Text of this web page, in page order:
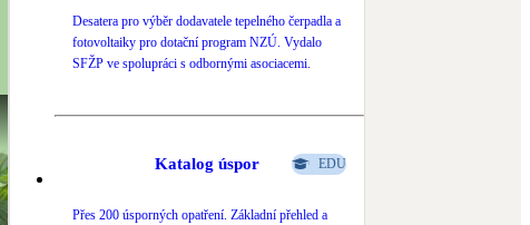
Desatera pro výběr dodavatele tepelného čerpadla a
fotovoltaiky pro dotační program NZÚ. Vydalo
SFŽP ve spolupráci s odbornými asociacemi.
Katalog úspor EDU
Přes 200 úsporných opatření. Základní přehled a